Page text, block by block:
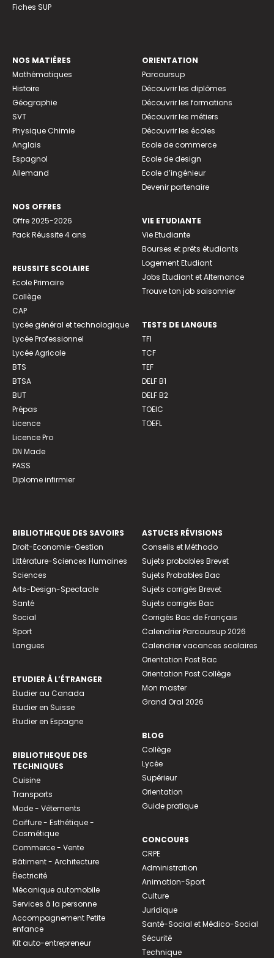
Fiches SUP
NOS MATIÈRES
Mathématiques
Histoire
Géographie
SVT
Physique Chimie
Anglais
Espagnol
Allemand
NOS OFFRES
Offre 2025-2026
Pack Réussite 4 ans
REUSSITE SCOLAIRE
Ecole Primaire
Collège
CAP
Lycée général et technologique
Lycée Professionnel
Lycée Agricole
BTS
BTSA
BUT
Prépas
Licence
Licence Pro
DN Made
PASS
Diplome infirmier
ORIENTATION
Parcoursup
Découvrir les diplômes
Découvrir les formations
Découvrir les métiers
Découvrir les écoles
Ecole de commerce
Ecole de design
Ecole d’ingénieur
Devenir partenaire
VIE ETUDIANTE
Vie Etudiante
Bourses et prêts étudiants
Logement Etudiant
Jobs Etudiant et Alternance
Trouve ton job saisonnier
TESTS DE LANGUES
TFI
TCF
TEF
DELF B1
DELF B2
TOEIC
TOEFL
BIBLIOTHEQUE DES SAVOIRS
Droit-Economie-Gestion
Littérature-Sciences Humaines
Sciences
Arts-Design-Spectacle
Santé
Social
Sport
Langues
ETUDIER À L’ÉTRANGER
Etudier au Canada
Etudier en Suisse
Etudier en Espagne
BIBLIOTHEQUE DES
TECHNIQUES
Cuisine
Transports
Mode - Vêtements
Coiffure - Esthétique -
Cosmétique
Commerce - Vente
Bâtiment - Architecture
Électricité
Mécanique automobile
Services à la personne
Accompagnement Petite
enfance
Kit auto-entrepreneur
ASTUCES RÉVISIONS
Conseils et Méthodo
Sujets probables Brevet
Sujets Probables Bac
Sujets corrigés Brevet
Sujets corrigés Bac
Corrigés Bac de Français
Calendrier Parcoursup 2026
Calendrier vacances scolaires
Orientation Post Bac
Orientation Post Collège
Mon master
Grand Oral 2026
BLOG
Collège
Lycée
Supérieur
Orientation
Guide pratique
CONCOURS
CRPE
Administration
Animation-Sport
Culture
Juridique
Santé-Social et Médico-Social
Sécurité
Technique